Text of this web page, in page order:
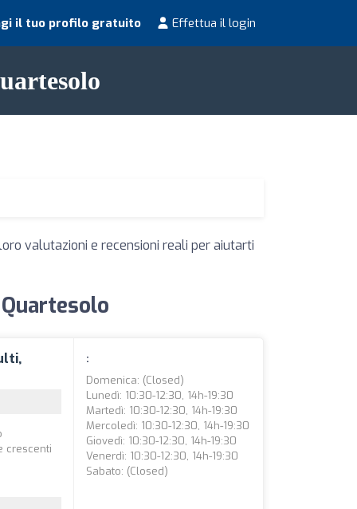
il tuo profilo gratuito Effettua il login
valutazioni e recensioni reali per aiutarti
crescenti
:
Domenica: (closed)
Lunedì: 10:30-12:30, 14h-19:30
Martedì: 10:30-12:30, 14h-19:30
Mercoledì: 10:30-12:30, 14h-19:30
Giovedì: 10:30-12:30, 14h-19:30
Venerdì: 10:30-12:30, 14h-19:30
Sabato: (closed)